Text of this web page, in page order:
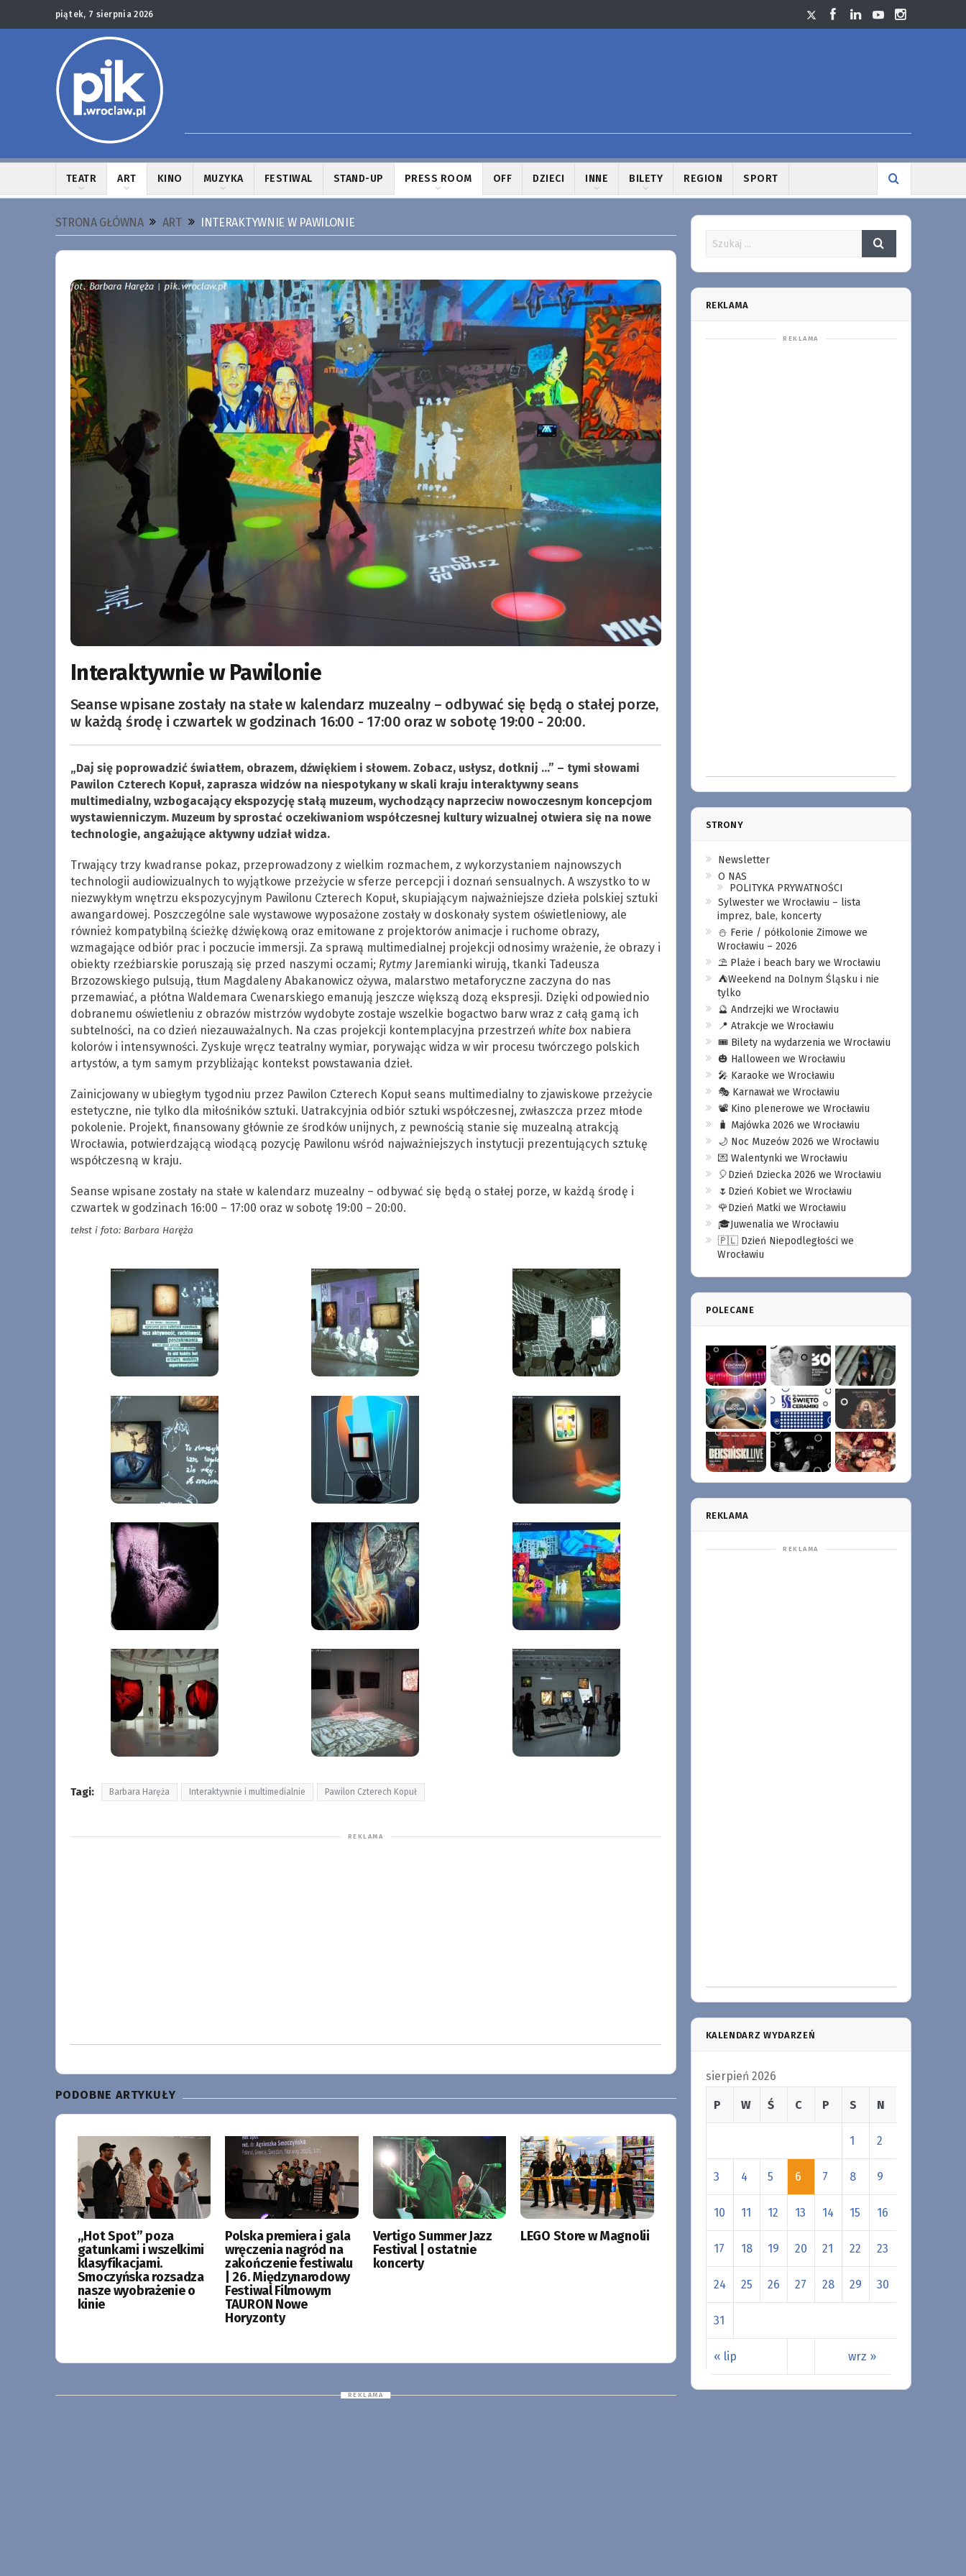
piątek, 7 sierpnia 2026
TEATR ART KINO MUZYKA FESTIWAL STAND-UP PRESS ROOM OFF DZIECI INNE BILETY REGION SPORT
STRONA GŁÓWNA ART INTERAKTYWNIE W PAWILONIE
Interaktywnie w Pawilonie
Seanse wpisane zostały na stałe w kalendarz muzealny – odbywać się będą o stałej porze,
w każdą środę i czwartek w godzinach 16:00 - 17:00 oraz w sobotę 19:00 - 20:00.
„Daj się poprowadzić światłem, obrazem, dźwiękiem i słowem. Zobacz, usłysz, dotknij …” – tymi słowami
Pawilon Czterech Kopuł, zaprasza widzów na niespotykany w skali kraju interaktywny seans
multimedialny, wzbogacający ekspozycję stałą muzeum, wychodzący naprzeciw nowoczesnym koncepcjom
wystawienniczym. Muzeum by sprostać oczekiwaniom współczesnej kultury wizualnej otwiera się na nowe
technologie, angażujące aktywny udział widza.
Trwający trzy kwadranse pokaz, przeprowadzony z wielkim rozmachem, z wykorzystaniem najnowszych
technologii audiowizualnych to wyjątkowe przeżycie w sferze percepcji i doznań sensualnych. A wszystko to w
niezwykłym wnętrzu ekspozycyjnym Pawilonu Czterech Kopuł, skupiającym najważniejsze dzieła polskiej sztuki
awangardowej. Poszczególne sale wystawowe wyposażone zostały w doskonały system oświetleniowy, ale
również kompatybilną ścieżkę dźwiękową oraz emitowane z projektorów animacje i ruchome obrazy,
wzmagające odbiór prac i poczucie immersji. Za sprawą multimedialnej projekcji odnosimy wrażenie, że obrazy i
obiekty rzeźbiarskie poruszają się przed naszymi oczami; RytmyJaremianki wirują, tkanki Tadeusza
Brzozowskiego pulsują, tłum Magdaleny Abakanowicz ożywa, malarstwo metaforyczne zaczyna do nas
przemawiać, a płótna Waldemara Cwenarskiego emanują jeszcze większą dozą ekspresji. Dzięki odpowiednio
dobranemu oświetleniu z obrazów mistrzów wydobyte zostaje wszelkie bogactwo barw wraz z całą gamą ich
subtelności, na co dzień niezauważalnych. Na czas projekcji kontemplacyjna przestrzeń white boxnabiera
kolorów i intensywności. Zyskuje wręcz teatralny wymiar, porywając widza w wir procesu twórczego polskich
artystów, a tym samym przybliżając kontekst powstawania dzieł.
Zainicjowany w ubiegłym tygodniu przez Pawilon Czterech Kopuł seans multimedialny to zjawiskowe przeżycie
estetyczne, nie tylko dla miłośników sztuki. Uatrakcyjnia odbiór sztuki współczesnej, zwłaszcza przez młode
pokolenie. Projekt, finansowany głównie ze środków unijnych, z pewnością stanie się muzealną atrakcją
Wrocławia, potwierdzającą wiodącą pozycję Pawilonu wśród najważniejszych instytucji prezentujących sztukę
współczesną w kraju.
Seanse wpisane zostały na stałe w kalendarz muzealny – odbywać się będą o stałej porze, w każdą środę i
czwartek w godzinach 16:00 – 17:00 oraz w sobotę 19:00 – 20:00.
tekst i foto: Barbara Haręża
Tagi: Barbara Haręża Interaktywnie i multimedialnie Pawilon Czterech Kopuł
PODOBNE ARTYKUŁY
„Hot Spot” poza
gatunkami i wszelkimi
klasyfikacjami.
Smoczyńska rozsadza
nasze wyobrażenie o
kinie
Polska premiera i gala
wręczenia nagród na
zakończenie festiwalu
| 26. Międzynarodowy
Festiwal Filmowym
TAURON Nowe
Horyzonty
Vertigo Summer Jazz
Festival | ostatnie
koncerty
LEGO Store w Magnolii
REKLAMA
STRONY
Newsletter
O NAS
POLITYKA PRYWATNOŚCI
Sylwester we Wrocławiu – lista
imprez, bale, koncerty
⛄️ Ferie / półkolonie Zimowe we
Wrocławiu – 2026
⛱️ Plaże i beach bary we Wrocławiu
⛺️Weekend na Dolnym Śląsku i nie
tylko
🔮 Andrzejki we Wrocławiu
📍 Atrakcje we Wrocławiu
🎟️ Bilety na wydarzenia we Wrocławiu
🎃 Halloween we Wrocławiu
🎤 Karaoke we Wrocławiu
🎭 Karnawał we Wrocławiu
📽️ Kino plenerowe we Wrocławiu
🧳 Majówka 2026 we Wrocławiu
🌙 Noc Muzeów 2026 we Wrocławiu
💌 Walentynki we Wrocławiu
🎈Dzień Dziecka 2026 we Wrocławiu
🌷Dzień Kobiet we Wrocławiu
🌹Dzień Matki we Wrocławiu
🎓Juwenalia we Wrocławiu
🇵🇱 Dzień Niepodległości we
Wrocławiu
POLECANE
REKLAMA
KALENDARZ WYDARZEŃ
sierpień 2026
P W Ś C P S N
« lip wrz »
1 2
3 4 5 6 7 8 9
10 11 12 13 14 15 16
17 18 19 20 21 22 23
24 25 26 27 28 29 30
31